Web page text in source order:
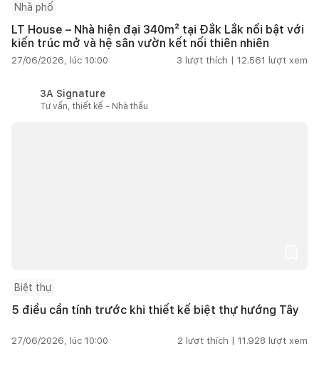
Nhà phố
LT House – Nhà hiện đại 340m² tại Đắk Lắk nổi bật với
kiến trúc mở và hệ sân vườn kết nối thiên nhiên
27/06/2026, lúc 10:00 3 lượt thích | 12.561 lượt xem
3A Signature
Tư vấn, thiết kế - Nhà thầu
Biệt thự
5 điều cần tính trước khi thiết kế biệt thự hướng Tây
27/06/2026, lúc 10:00 2 lượt thích | 11.928 lượt xem